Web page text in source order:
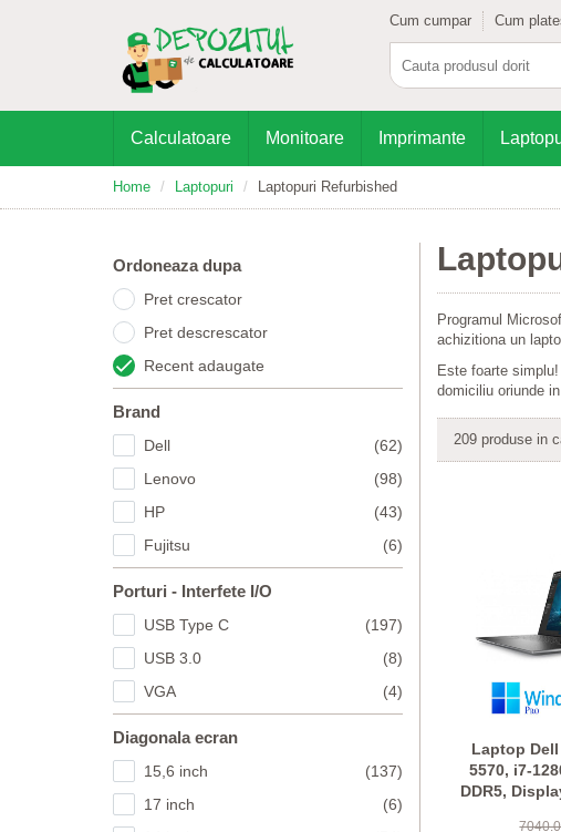
Cum cumpar Cum
Calculatoare Monitoare Imprimante
Home Laptopuri Laptopuri Refurbished
Ordoneaza dupa
Pret crescator
Pret descrescator
Recent adaugate
Brand
Dell
(62)
Lenovo
(98)
HP
(43)
Fujitsu
(6)
Porturi - Interfete I/O
USB Type C
(197)
USB 3.0
(8)
VGA
(4)
Diagonala ecran
15,6 inch
(137)
17 inch
(6)
Programul
achizitiona un
Este foarte
domiciliu oriunde
209 produse in
Laptop
5570, i7-
DDR5,